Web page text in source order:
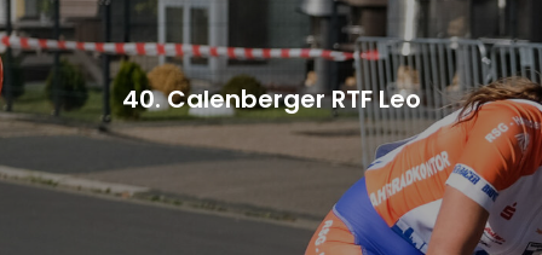
40. Calenberger RTF Leo